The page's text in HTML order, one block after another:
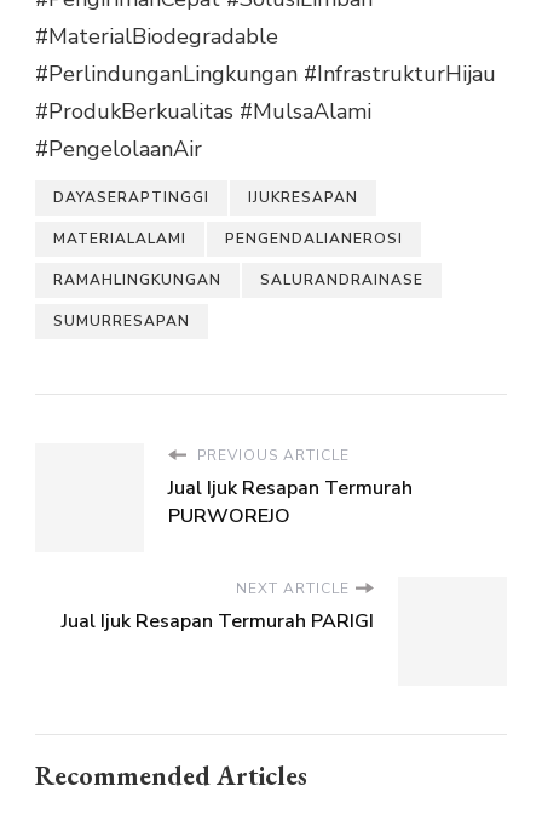
#MaterialBiodegradable
#PerlindunganLingkungan #InfrastrukturHijau
#ProdukBerkualitas #MulsaAlami
#PengelolaanAir
DAYASERAPTINGGI IJUKRESAPAN
MATERIALALAMI PENGENDALIANEROSI
RAMAHLINGKUNGAN SALURANDRAINASE
SUMURRESAPAN
PREVIOUS ARTICLE
Jual Ijuk Resapan Termurah
PURWOREJO
NEXT ARTICLE
Jual Ijuk Resapan Termurah PARIGI
Recommended Articles